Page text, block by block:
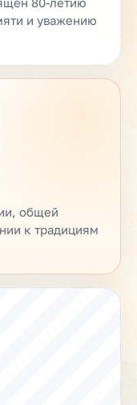
и уважению
общей
к традициям